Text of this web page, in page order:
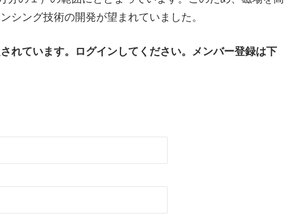
シング技術の開発が望まれていました。
れています。ログインしてください。メンバー登録は下